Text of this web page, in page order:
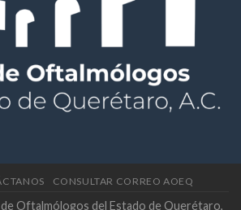
CONSULTAR CORREO AOEQ
Oftalmólogos del Estado de Querétaro,